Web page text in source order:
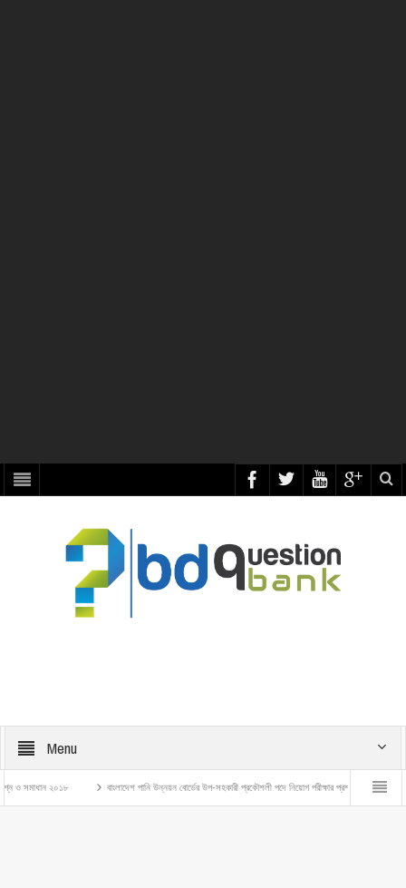
Menu
২০১৮ বাংলাদেশ পানি উন্নয়ন বোর্ডের উপ-সহকারী প্রকৌশলী পদে নিয়োগ পরীক্ষার প্রশ্ন ও সমাধান – ২০২৬